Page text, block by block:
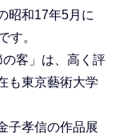
昭和17年5月に
す。
客」は、高く評
も東京藝術大学
子孝信の作品展